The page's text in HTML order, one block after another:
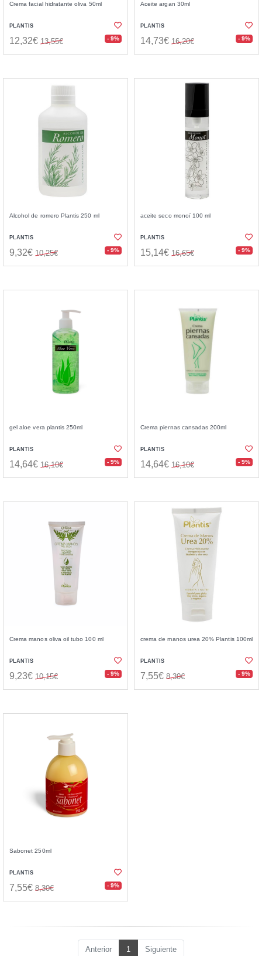
Crema facial hidratante oliva 50ml
PLANTIS
12,32€ 13,55€ - 9%
Aceite argan 30ml
PLANTIS
14,73€ 16,20€ - 9%
Alcohol de romero Plantis 250 ml
PLANTIS
9,32€ 10,25€ - 9%
aceite seco monoï 100 ml
PLANTIS
15,14€ 16,65€ - 9%
gel aloe vera plantis 250ml
PLANTIS
14,64€ 16,10€ - 9%
Crema piernas cansadas 200ml
PLANTIS
14,64€ 16,10€ - 9%
Crema manos oliva oil tubo 100 ml
PLANTIS
9,23€ 10,15€ - 9%
crema de manos urea 20% Plantis 100ml
PLANTIS
7,55€ 8,30€ - 9%
Sabonet 250ml
PLANTIS
7,55€ 8,30€ - 9%
Anterior 1 Siguiente